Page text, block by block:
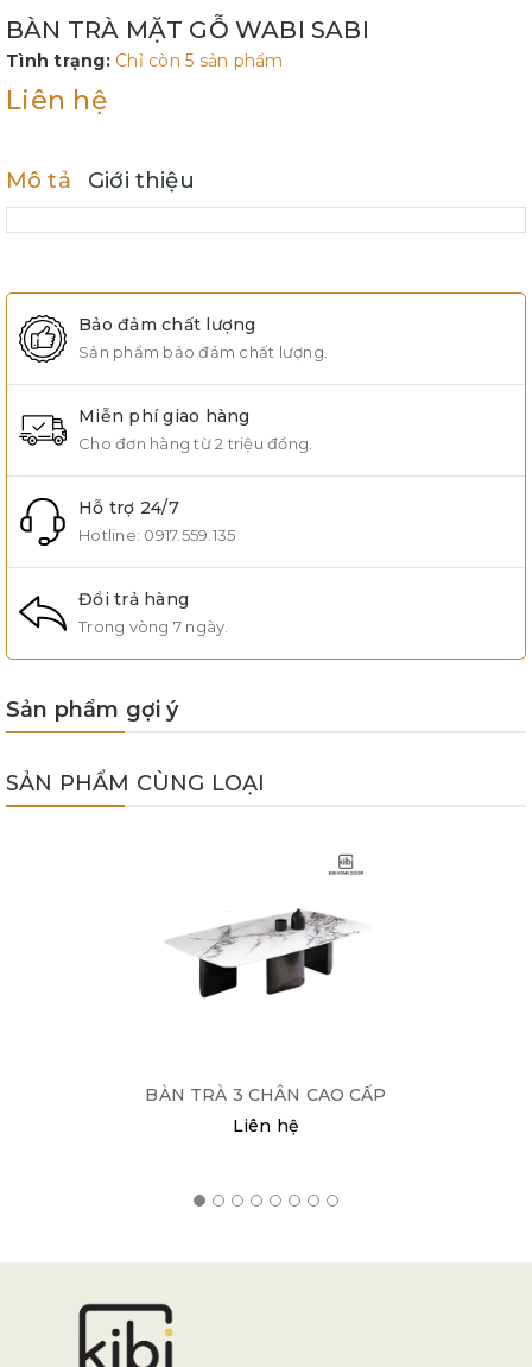
BÀN TRÀ MẶT GỖ WABI SABI
Tình trạng: Chỉ còn 5 sản phẩm
Liên hệ
Mô tả Giới thiệu
Bảo đảm chất lượng
Sản phẩm bảo đảm chất lượng.
Miễn phí giao hàng
Cho đơn hàng từ 2 triệu đồng.
Hỗ trợ 24/7
Hotline: 0917.559.135
Đổi trả hàng
Trong vòng 7 ngày.
Sản phẩm gợi ý
SẢN PHẨM CÙNG LOẠI
BÀN TRÀ 3 CHÂN CAO CẤP
Liên hệ